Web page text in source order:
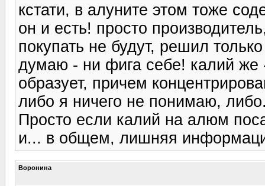
кстати, в алуните этом тоже
он и есть! просто
покупать не будут, решил
думаю - ни фига себе! калий
образует, причем
либо я ничего не понимаю,
Просто если калий на алюм
и... в общем, лишняя
Воронина